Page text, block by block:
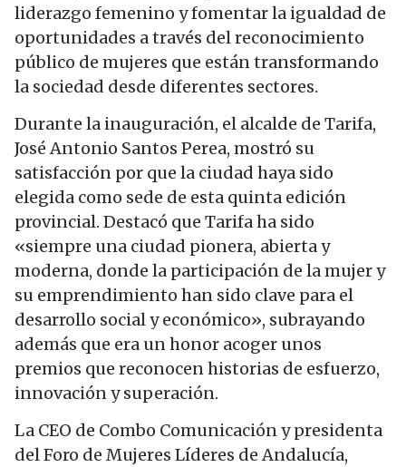
liderazgo femenino y fomentar la igualdad de
oportunidades a través del reconocimiento
público de mujeres que están transformando
la sociedad desde diferentes sectores.
Durante la inauguración, el alcalde de Tarifa,
José Antonio Santos Perea, mostró su
satisfacción por que la ciudad haya sido
elegida como sede de esta quinta edición
provincial. Destacó que Tarifa ha sido
«siempre una ciudad pionera, abierta y
moderna, donde la participación de la mujer y
su emprendimiento han sido clave para el
desarrollo social y económico», subrayando
además que era un honor acoger unos
premios que reconocen historias de esfuerzo,
innovación y superación.
La CEO de Combo Comunicación y presidenta
del Foro de Mujeres Líderes de Andalucía,